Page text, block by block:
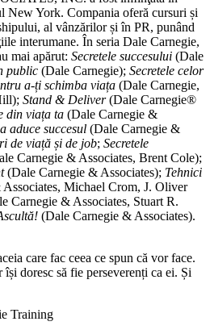
New York. Compania oferă cursuri și
al vânzărilor și în PR, punând
interumane. În seria Dale Carnegie,
mai apărut: Secretele succesului (Dale
public (Dale Carnegie); Secretele celor
a-ți schimba viața (Dale Carnegie,
Stand & Deliver(Dale Carnegie®
din viața ta (Dale Carnegie &
aduce succesul (Dale Carnegie &
de viață și de job; Secretele
Carnegie & Associates, Brent Cole);
(Dale Carnegie & Associates); Tehnici
Michael Crom, J. Oliver
Carnegie & Associates, Stuart R.
(Dale Carnegie & Associates).
care fac ceea ce spun că vor face.
doresc să fie perseverenți ca ei. Și
Training